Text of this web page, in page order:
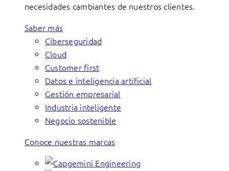
necesidades cambiantes de nuestros clientes.
Saber más
Ciberseguridad
Cloud
Customer first
Datos e inteligencia artificial
Gestión empresarial
Industria inteligente
Negocio sostenible
Conoce nuestras marcas